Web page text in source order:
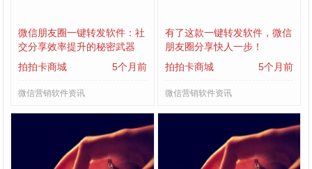
微信朋友圈一键转发软件：社
交分享效率提升的秘密武器
拍拍卡商城
5个月前
微信营销软件资讯
有了这款一键转发软件，微信
朋友圈分享快人一步！
拍拍卡商城
5个月前
微信营销软件资讯